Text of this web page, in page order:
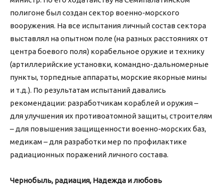
полигоне был создан сектор военно-морского
вооружения. На все испытания личный состав сектора
выставлял на опытном поле (на разных расстояниях от
центра боевого поля) корабельное оружие и технику
(артиллерийские установки, командно-дальномерные
пункты, торпедные аппараты, морские якорные мины
и т.д.). По результатам испытаний давались
рекомендации: разработчикам кораблей и оружия –
для улучшения их противоатомной защиты, строителям
– для повышения защищенности военно-морских баз,
медикам – для разработки мер по профилактике
радиационных поражений личного состава.
Чернобыль, радиация, Надежда и любовь